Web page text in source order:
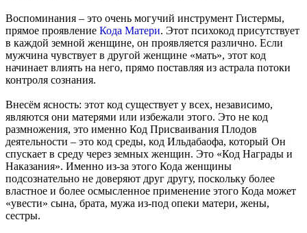
Воспоминания – это очень могучий инструмент Гистермы,
прямое проявление Кода Матери. Этот психокод присутствует
в каждой земной женщине, он проявляется различно. Если
мужчина чувствует в другой женщине «мать», этот код
начинает влиять на него, прямо поставляя из астрала потоки
контроля сознания.
Внесём ясность: этот код существует у всех, независимо,
являются они матерями или избежали этого. Это не код
размножения, это именно Код Присваивания Плодов
деятельности – это код среды, код Ильдабаофа, который Он
спускает в среду через земных женщин. Это «Код Награды и
Наказания». Именно из-за этого Кода женщины
подсознательно не доверяют друг другу, поскольку более
властное и более осмысленное применение этого Кода может
«увести» сына, брата, мужа из-под опеки матери, жены,
сестры.